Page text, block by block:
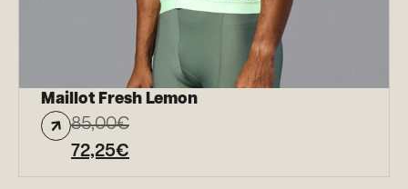
Maillot Fresh Lemon
85,00€
72,25€